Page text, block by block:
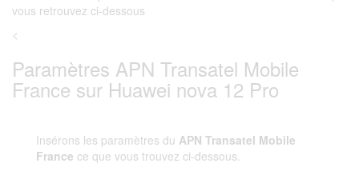
vous retrouvez ci-dessous
<
Paramètres APN Transatel Mobile
France sur Huawei nova 12 Pro
Insérons les paramètres du APN Transatel Mobile
France ce que vous trouvez ci-dessous.